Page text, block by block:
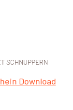
SCHNUPPERN
Download